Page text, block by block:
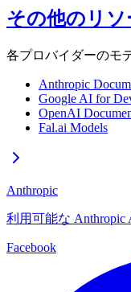
その他のリソ
各プロバイダーのモ
Anthropic
Google AI for
OpenAI
Fal.ai Models
Anthropic
利用可能な Anthropic
Facebook